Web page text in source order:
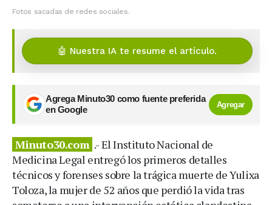
Fotos sacadas de redes sociales.
🤖 Nuestra IA te resume el artículo.
Agrega Minuto30 como fuente preferida
en Google
Agregar
Minuto30.com .- El Instituto Nacional de
Medicina Legal entregó los primeros detalles
técnicos y forenses sobre la trágica muerte de Yulixa
Toloza, la mujer de 52 años que perdió la vida tras